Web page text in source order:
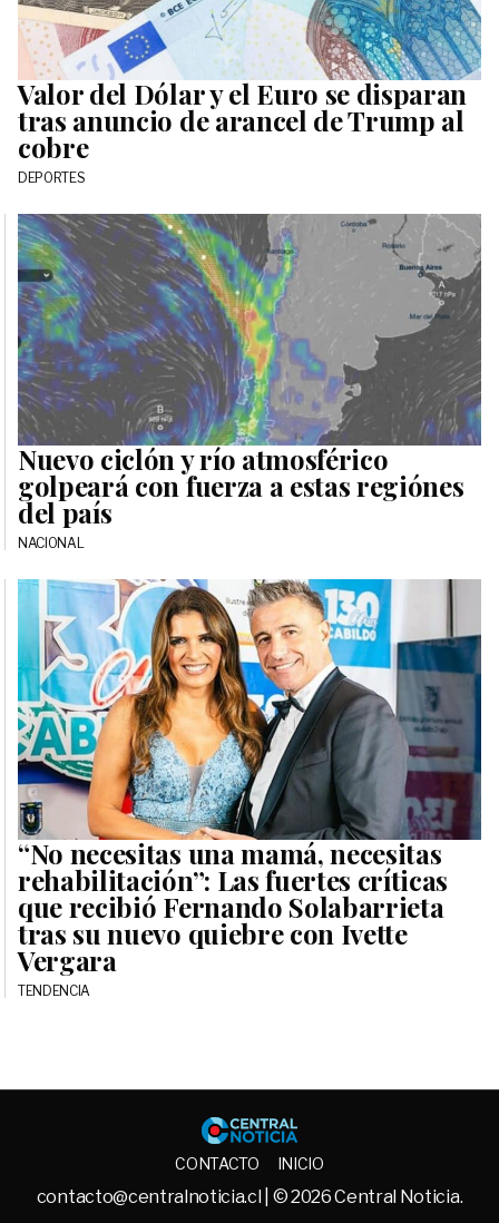
Valor del Dólar y el Euro se disparan
tras anuncio de arancel de Trump al
cobre
DEPORTES
Nuevo ciclón y río atmosférico
golpeará con fuerza a estas regiónes
del país
NACIONAL
“No necesitas una mamá, necesitas
rehabilitación”: Las fuertes críticas
que recibió Fernando Solabarrieta
tras su nuevo quiebre con Ivette
Vergara
TENDENCIA
Central
CONTACTO INICIO
contacto@centralnoticia.cl | © 2026 Central Noticia.